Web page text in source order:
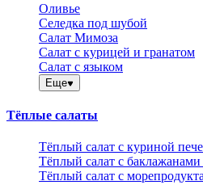
Оливье
Селедка под шубой
Салат Мимоза
Салат с курицей и гранатом
Салат с языком
Еще
Тёплые салаты
Тёплый салат с куриной
Тёплый салат с
Тёплый салат с